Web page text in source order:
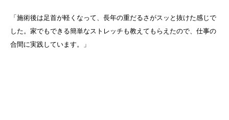
「施術後は足首が軽くなって、長年の重だるさがスッと抜けた感じで
した。家でもできる簡単なストレッチも教えてもらえたので、仕事の
合間に実践しています。」